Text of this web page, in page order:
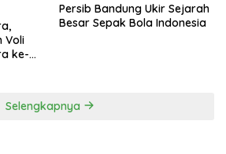
Voli
ke-
Persib Bandung Ukir Sejarah
Besar Sepak Bola Indonesia
Selengkapnya